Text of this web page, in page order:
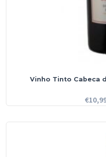
Vinho Tinto Cabeca
€